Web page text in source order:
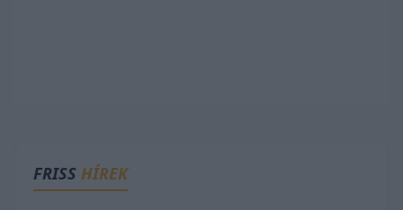
FRISS HÍREK